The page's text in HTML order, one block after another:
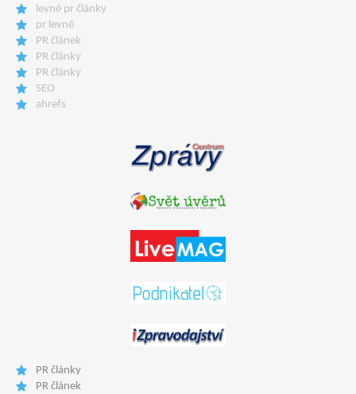
levné pr články
pr levně
PR článek
PR články
PR články
SEO
ahrefs
PR články
PR článek